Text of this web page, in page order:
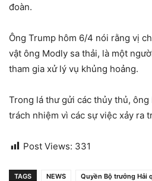
đoàn.
Ông Trump hôm 6/4 nói rằng vị
vật ông Modly sa thải, là một
tham gia xử lý vụ khủng hoảng.
Trong lá thư gửi các thủy thủ,
trách nhiệm vì các sự việc xảy ra
Post Views: 331
TAGS NEWS Quyền Bộ trưởng Hải